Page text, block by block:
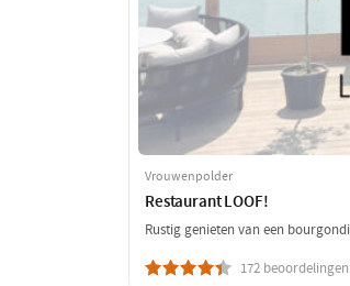
Vrouwenpolder
Restaurant LOOF!
Rustig genieten van een
172 beoordelingen